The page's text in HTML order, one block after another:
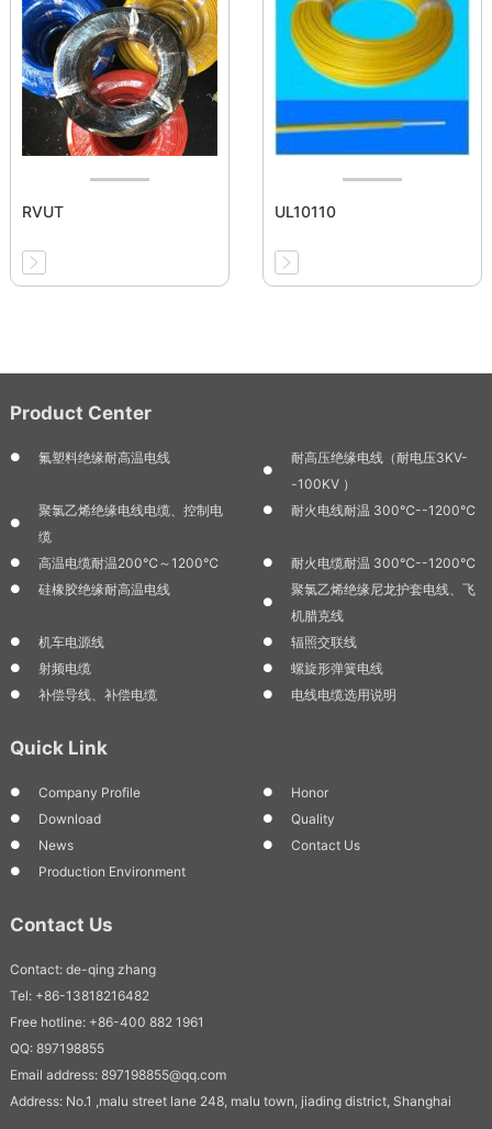
RVUT UL10110
Product Center
氟塑料绝缘耐高温电线
耐高压绝缘电线（耐电压3KV-
-100KV ）
聚氯乙烯绝缘电线电缆、控制电
缆
耐火电线耐温 300℃--1200℃
高温电缆耐温200℃～1200℃
耐火电缆耐温 300℃--1200℃
硅橡胶绝缘耐高温电线
聚氯乙烯绝缘尼龙护套电线、飞
机腊克线
机车电源线
辐照交联线
射频电缆
螺旋形弹簧电线
补偿导线、补偿电缆
电线电缆选用说明
Quick Link
Company Profile
Honor
Download
Quality
News
Contact Us
Production Environment
Contact Us
Contact: de-qing zhang
Tel: +86-13818216482
Free hotline: +86-400 882 1961
QQ: 897198855
Email address: 897198855@qq.com
Address: No.1 ,malu street lane 248, malu town, jiading district, Shanghai